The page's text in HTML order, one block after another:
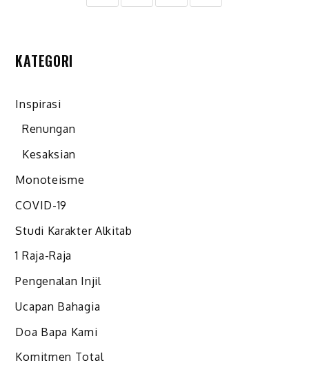
KATEGORI
Inspirasi
Renungan
Kesaksian
Monoteisme
COVID-19
Studi Karakter Alkitab
1 Raja-Raja
Pengenalan Injil
Ucapan Bahagia
Doa Bapa Kami
Komitmen Total